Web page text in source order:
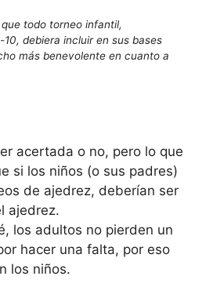
todo torneo infantil,
debiera incluir en sus bases
más benevolente en cuanto a
acertada o no, pero lo que
si los niños (o sus padres)
de ajedrez, deberían ser
ajedrez.
los adultos no pierden un
hacer una falta, por eso
los niños.